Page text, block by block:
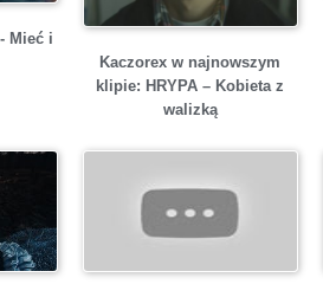
Mieć i
Kaczorex w najnowszym
klipie: HRYPA – Kobieta z
walizką